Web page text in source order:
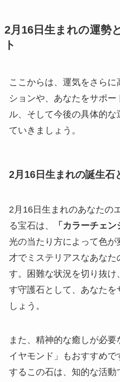
2月16日生まれの運勢
ト
ここからは、運気をさらに
ションや、あなたをサポ
ル、そして今後の具体的
ていきましょう。
2月16日生まれの誕生石
2月16日生まれのあなたの
る宝石は、
「カラーチェン
光の当たり方によって色が
才でミステリアスなあなた
す。困難な状況を切り抜け
す守護石として、あなた
しょう。
また、精神的な癒しが必
イヤモンド」もおすすめ
するこの石は、知的な活